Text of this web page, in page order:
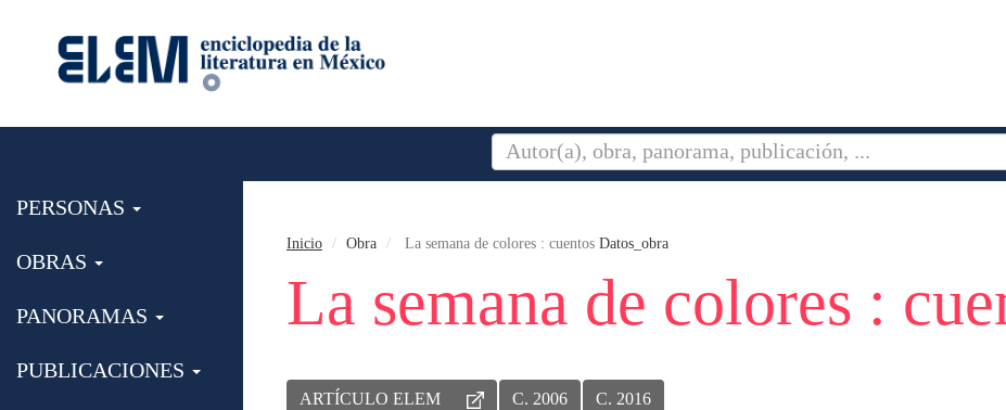
PERSONAS
OBRAS
PANORAMAS
PUBLICACIONES
Inicio Obra La semana de colores : cuentos Datos_obra
La semana de colores :
ARTÍCULO ELEM C. 2006 C. 2016